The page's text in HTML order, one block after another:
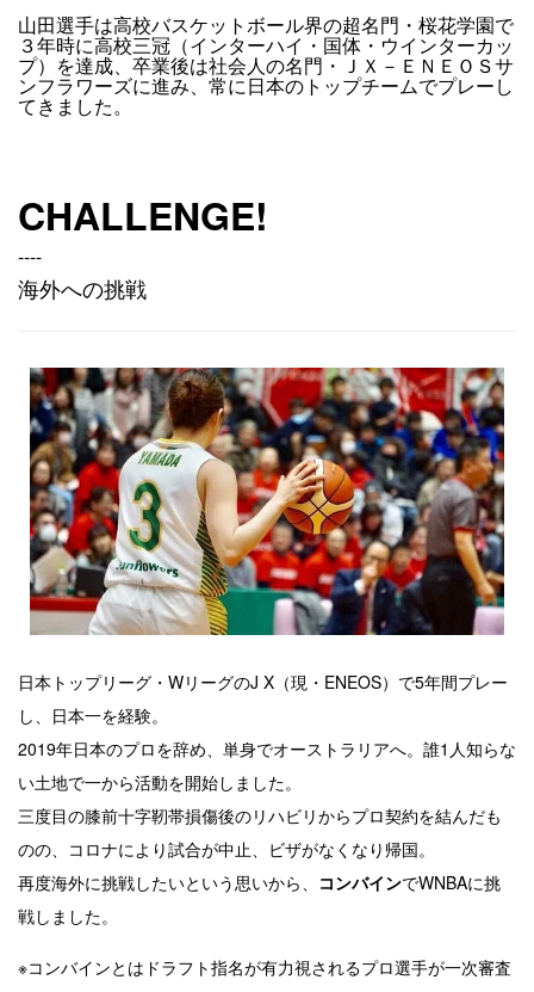
山田選手は高校バスケットボール界の超名門・桜花学園で
３年時に高校三冠（インターハイ・国体・ウインターカッ
プ）を達成、卒業後は社会人の名門・ＪＸ－ＥＮＥＯＳサ
ンフラワーズに進み、常に日本のトップチームでプレーし
てきました。
CHALLENGE!
----
海外への挑戦
日本トップリーグ・WリーグのJ X（現・ENEOS）で5年間プレー
し、日本一を経験。
2019年日本のプロを辞め、単身でオーストラリアへ。誰1人知らな
い土地で一から活動を開始しました。
三度目の膝前十字靭帯損傷後のリハビリからプロ契約を結んだも
のの、コロナにより試合が中止、ビザがなくなり帰国。
再度海外に挑戦したいという思いから、 コンバインでWNBAに挑
戦しました。
※コンバインとはドラフト指名が有力視されるプロ選手が一次審査